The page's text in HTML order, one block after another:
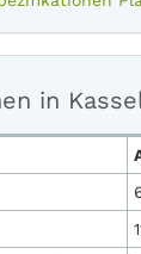
in